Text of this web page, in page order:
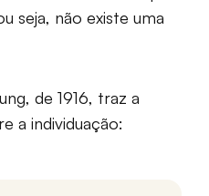
seja, não existe uma
de 1916, traz a
a individuação: